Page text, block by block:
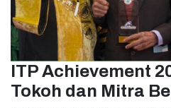
ITP Achievement
Tokoh dan Mitra